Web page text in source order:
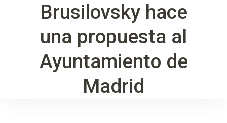
Brusilovsky hace
una propuesta al
Ayuntamiento de
Madrid